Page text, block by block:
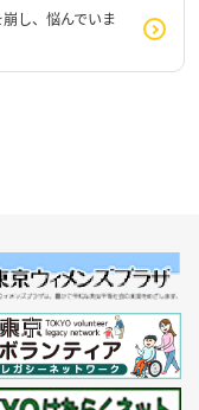
し、悩んでいま